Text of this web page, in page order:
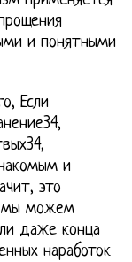
и понятными
Если
и
это
мы можем
даже конца
наработок